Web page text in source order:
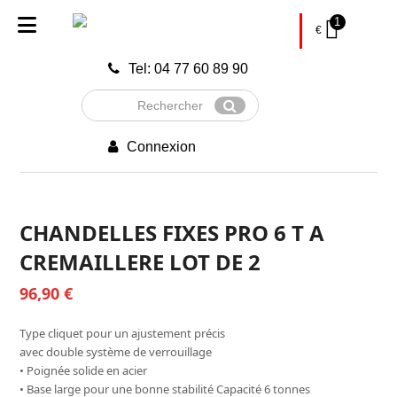
Tel: 04 77 60 89 90
Rechercher
Envoyer
Connexion
€
1
CHANDELLES FIXES PRO 6 T A
CREMAILLERE LOT DE 2
96,90€
Type cliquet pour un ajustement précis
avec double système de verrouillage
• Poignée solide en acier
• Base large pour une bonne stabilité Capacité 6 tonnes